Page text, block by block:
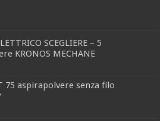
SCEGLIERE – 5
KRONOS MECHANE
75 aspirapolvere senza filo